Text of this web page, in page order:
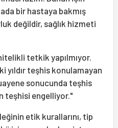
bir hastaya bakmış
değildir, sağlık hizmeti
tetkik yapılmıyor.
yıldır teşhis konulamayan
sonucunda teşhis
teşhisi engelliyor."
etik kurallarını, tip